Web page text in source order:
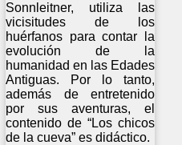
Sonnleitner, utiliza las
vicisitudes de los
huérfanos para contar la
evolución de la
humanidad en las Edades
Antiguas. Por lo tanto,
además de entretenido
por sus aventuras, el
contenido de “Los chicos
de la cueva” es didáctico.